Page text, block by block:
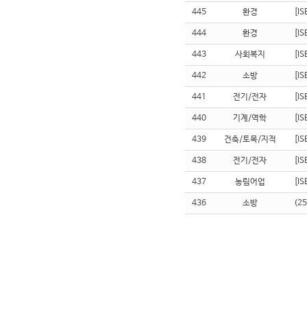
445 환경
444 환경
443 사회복지
442 소방
441 전기/전자
440 기계/역학
439 건축/토목/지적
438 전기/전자
437 농림어업
436 소방